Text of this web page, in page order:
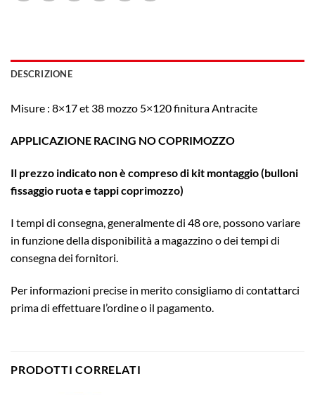
DESCRIZIONE
Misure : 8×17 et 38 mozzo 5×120 finitura Antracite
APPLICAZIONE RACING NO COPRIMOZZO
Il prezzo indicato non è compreso di kit montaggio (bulloni
fissaggio ruota e tappi coprimozzo)
I tempi di consegna, generalmente di 48 ore, possono variare
in funzione della disponibilità a magazzino o dei tempi di
consegna dei fornitori.
Per informazioni precise in merito consigliamo di contattarci
prima di effettuare l’ordine o il pagamento.
PRODOTTI CORRELATI